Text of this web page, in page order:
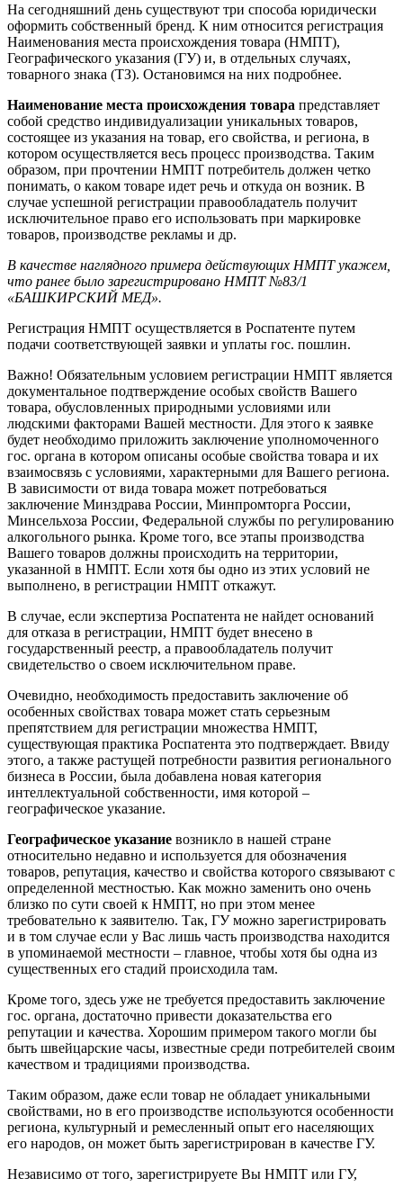
На сегодняшний день существуют три способа юридически
оформить собственный бренд. К ним относится регистрация
Наименования места происхождения товара (НМПТ),
Географического указания (ГУ) и, в отдельных случаях,
товарного знака (ТЗ). Остановимся на них подробнее.
Наименование места происхождения товара представляет
собой средство индивидуализации уникальных товаров,
состоящее из указания на товар, его свойства, и региона, в
котором осуществляется весь процесс производства. Таким
образом, при прочтении НМПТ потребитель должен четко
понимать, о каком товаре идет речь и откуда он возник. В
случае успешной регистрации правообладатель получит
исключительное право его использовать при маркировке
товаров, производстве рекламы и др.
В качестве наглядного примера действующих НМПТ укажем,
что ранее было зарегистрировано НМПТ №83/1
«БАШКИРСКИЙ МЕД».
Регистрация НМПТ осуществляется в Роспатенте путем
подачи соответствующей заявки и уплаты гос. пошлин.
Важно! Обязательным условием регистрации НМПТ является
документальное подтверждение особых свойств Вашего
товара, обусловленных природными условиями или
людскими факторами Вашей местности. Для этого к заявке
будет необходимо приложить заключение уполномоченного
гос. органа в котором описаны особые свойства товара и их
взаимосвязь с условиями, характерными для Вашего региона.
В зависимости от вида товара может потребоваться
заключение Минздрава России, Минпромторга России,
Минсельхоза России, Федеральной службы по регулированию
алкогольного рынка. Кроме того, все этапы производства
Вашего товаров должны происходить на территории,
указанной в НМПТ. Если хотя бы одно из этих условий не
выполнено, в регистрации НМПТ откажут.
В случае, если экспертиза Роспатента не найдет оснований
для отказа в регистрации, НМПТ будет внесено в
государственный реестр, а правообладатель получит
свидетельство о своем исключительном праве.
Очевидно, необходимость предоставить заключение об
особенных свойствах товара может стать серьезным
препятствием для регистрации множества НМПТ,
существующая практика Роспатента это подтверждает. Ввиду
этого, а также растущей потребности развития регионального
бизнеса в России, была добавлена новая категория
интеллектуальной собственности, имя которой –
географическое указание.
Географическое указание возникло в нашей стране
относительно недавно и используется для обозначения
товаров, репутация, качество и свойства которого связывают с
определенной местностью. Как можно заменить оно очень
близко по сути своей к НМПТ, но при этом менее
требовательно к заявителю. Так, ГУ можно зарегистрировать
и в том случае если у Вас лишь часть производства находится
в упоминаемой местности – главное, чтобы хотя бы одна из
существенных его стадий происходила там.
Кроме того, здесь уже не требуется предоставить заключение
гос. органа, достаточно привести доказательства его
репутации и качества. Хорошим примером такого могли бы
быть швейцарские часы, известные среди потребителей своим
качеством и традициями производства.
Таким образом, даже если товар не обладает уникальными
свойствами, но в его производстве используются особенности
региона, культурный и ремесленный опыт его населяющих
его народов, он может быть зарегистрирован в качестве ГУ.
Независимо от того, зарегистрируете Вы НМПТ или ГУ,